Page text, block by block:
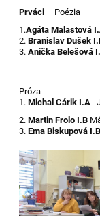
Prváci Poézia
1.Agáta Malastová
2.Branislav Dušek
3.Anička Belešová
Próza
1.Michal Cárik I.A
2.Martin Frolo I.B
3.Ema Biskupová I.B